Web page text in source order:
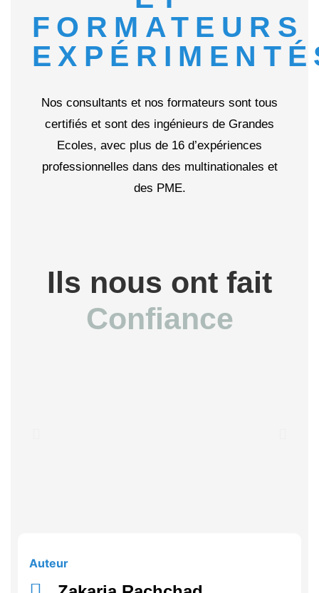
FORMATEURS
Nos consultants et nos formateurs sont tous
certifiés et sont des ingénieurs de Grandes
Ecoles, avec plus de 16 d’expériences
professionnelles dans des multinationales et
des PME.
Ils nous ont fait
Confiance
Auteur